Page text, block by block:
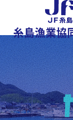
糸島漁業協